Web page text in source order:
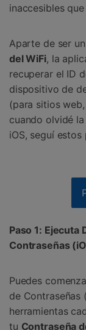
inaccesibles
󠀰Aparte de ser
del WiFi, la
recuperar el ID
dispositivo de
(para sitios
cuando olvidé
iOS, seguí
󠀰Paso 1: Ejecuta
Contraseñas
󠀰Puedes
de Contraseñas
herramientas
tu Contraseña